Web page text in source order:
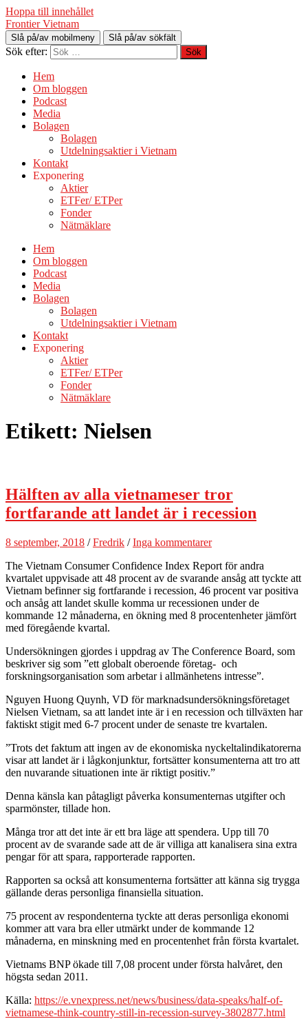
Hoppa till innehållet
Frontier Vietnam
Slå på/av mobilmeny Slå på/av sökfält
Sök efter:
Hem
Om bloggen
Podcast
Media
Bolagen
Bolagen
Utdelningsaktier i Vietnam
Kontakt
Exponering
Aktier
ETFer/ ETPer
Fonder
Nätmäklare
Hem
Om bloggen
Podcast
Media
Bolagen
Bolagen
Utdelningsaktier i Vietnam
Kontakt
Exponering
Aktier
ETFer/ ETPer
Fonder
Nätmäklare
Etikett: Nielsen
Hälften av alla vietnameser tror
fortfarande att landet är i recession
8 september, 2018 /Fredrik /Inga kommentarer
The Vietnam Consumer Confidence Index Report för andra
kvartalet uppvisade att 48 procent av de svarande ansåg att tyckte att
Vietnam befinner sig fortfarande i recession, 46 procent var positiva
och ansåg att landet skulle komma ur recessionen under de
kommande 12 månaderna, en ökning med 8 procentenheter jämfört
med föregående kvartal.
Undersökningen gjordes i uppdrag av The Conference Board, som
beskriver sig som ”ett globalt oberoende företag- och
forskningsorganisation som arbetar i allmänhetens intresse”.
Nguyen Huong Quynh, VD för marknadsundersökningsföretaget
Nielsen Vietnam, sa att landet inte är i en recession och tillväxten har
faktiskt stigit med 6-7 procent under de senaste tre kvartalen.
”Trots det faktum att ingen av de ekonomiska nyckeltalindikatorerna
visar att landet är i lågkonjunktur, fortsätter konsumenterna att tro att
den nuvarande situationen inte är riktigt positiv.”
Denna känsla kan påtagligt påverka konsumenternas utgifter och
sparmönster, tillade hon.
Många tror att det inte är ett bra läge att spendera. Upp till 70
procent av de svarande sade att de är villiga att kanalisera sina extra
pengar för att spara, rapporterade rapporten.
Rapporten sa också att konsumenterna fortsätter att känna sig trygga
gällande deras personliga finansiella situation.
75 procent av respondenterna tyckte att deras personliga ekonomi
kommer att vara bra eller utmärkt under de kommande 12
månaderna, en minskning med en procentenhet från första kvartalet.
Vietnams BNP ökade till 7,08 procent under första halvåret, den
högsta sedan 2011.
Källa: https://e.vnexpress.net/news/business/data-speaks/half-of-
vietnamese-think-country-still-in-recession-survey-3802877.html